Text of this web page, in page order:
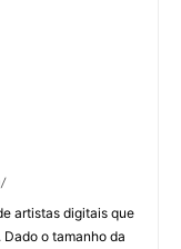
artistas digitais que
o tamanho da